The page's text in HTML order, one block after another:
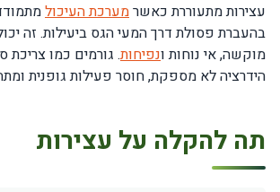
עצירות מתעוררת כאשרמערכת העיכול
בהעברת פסולת דרך המעי הגס ביעילות. זה
מוקשה, אי נוחות ונפיחות. גורמים כמו צריכת
הידרציה לא מספקת, חוסר פעילות גופנית
תה להקלה על עצירות